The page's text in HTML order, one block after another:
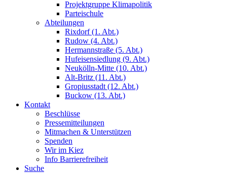
Projektgruppe Klimapolitik
Parteischule
Abteilungen
Rixdorf (1. Abt.)
Rudow (4. Abt.)
Hermannstraße (5. Abt.)
Hufeisensiedlung (9. Abt.)
Neukölln-Mitte (10. Abt.)
Alt-Britz (11. Abt.)
Gropiusstadt (12. Abt.)
Buckow (13. Abt.)
Kontakt
Beschlüsse
Pressemitteilungen
Mitmachen & Unterstützen
Spenden
Wir im Kiez
Info Barrierefreiheit
Suche